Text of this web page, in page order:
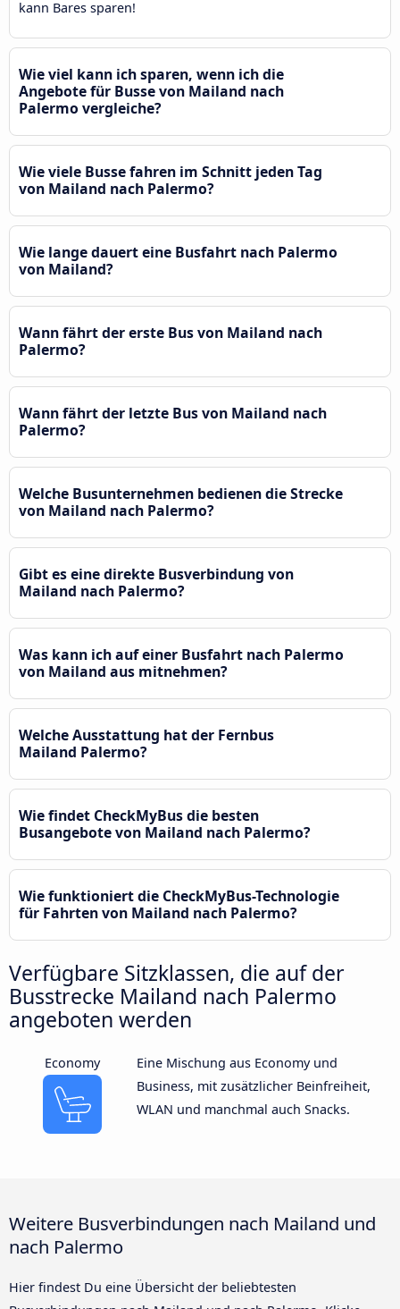
kann Bares sparen!
Wie viel kann ich sparen, wenn ich die
Angebote für Busse von Mailand nach
Palermo vergleiche?
Wie viele Busse fahren im Schnitt jeden Tag
von Mailand nach Palermo?
Wie lange dauert eine Busfahrt nach Palermo
von Mailand?
Wann fährt der erste Bus von Mailand nach
Palermo?
Wann fährt der letzte Bus von Mailand nach
Palermo?
Welche Busunternehmen bedienen die Strecke
von Mailand nach Palermo?
Gibt es eine direkte Busverbindung von
Mailand nach Palermo?
Was kann ich auf einer Busfahrt nach Palermo
von Mailand aus mitnehmen?
Welche Ausstattung hat der Fernbus
Mailand Palermo?
Wie findet CheckMyBus die besten
Busangebote von Mailand nach Palermo?
Wie funktioniert die CheckMyBus-Technologie
für Fahrten von Mailand nach Palermo?
Verfügbare Sitzklassen, die auf der
Busstrecke Mailand nach Palermo
angeboten werden
Economy
Eine Mischung aus Economy und
Business, mit zusätzlicher Beinfreiheit,
WLAN und manchmal auch Snacks.
Weitere Busverbindungen nach Mailand und
nach Palermo
Hier findest Du eine Übersicht der beliebtesten